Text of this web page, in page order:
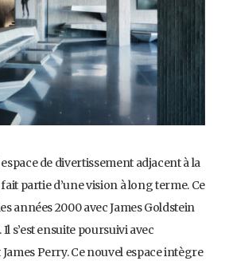
de divertissement adjacent à la
partie d’une vision à long terme. Ce
années 2000 avec James Goldstein
s’est ensuite poursuivi avec
Perry. Ce nouvel espace intègre